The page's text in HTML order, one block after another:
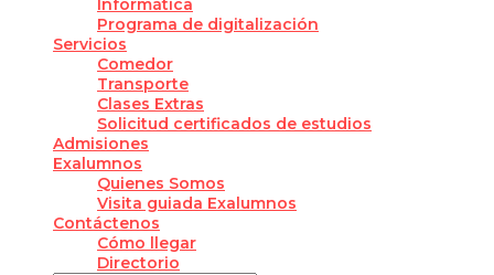
Informática
Programa de digitalización
Servicios
Comedor
Transporte
Clases Extras
Solicitud certificados de estudios
Admisiones
Exalumnos
Quienes Somos
Visita guiada Exalumnos
Contáctenos
Cómo llegar
Directorio